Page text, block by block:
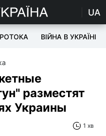
UA
ВІЙНА В УКРАЇНІ
разместят
Украины
1 хв